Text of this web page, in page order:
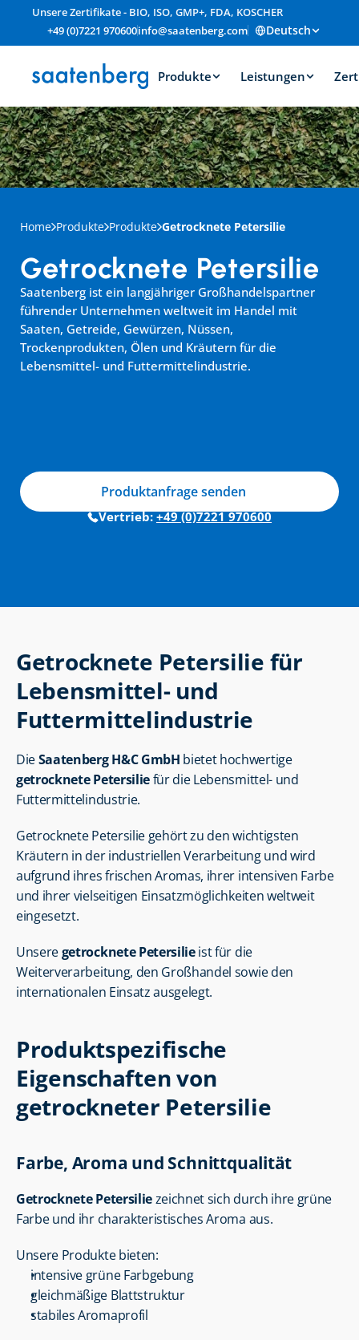
Unsere Zertifikate - BIO, ISO, GMP+, FDA, KOSCHER
+49 (0)7221 970600info@saatenberg.com Deutsch
Produkte Leistungen
Home Produkte Produkte Getrocknete Petersilie
Saatenberg ist ein langjähriger Großhandelspartner
führender Unternehmen weltweit im Handel mit
Saaten, Getreide, Gewürzen, Nüssen,
Trockenprodukten, Ölen und Kräutern für die
Lebensmittel- und Futtermittelindustrie.
Getrocknete Petersilie
Vertrieb: +49 (0)7221 970600
Produktanfrage senden
Getrocknete Petersilie für
Lebensmittel- und
Futtermittelindustrie
Die Saatenberg H&C GmbH
bietet hochwertige
getrocknete Petersilie für die Lebensmittel- und
Futtermittelindustrie.
Getrocknete Petersilie gehört zu den wichtigsten
Kräutern in der industriellen Verarbeitung und wird
aufgrund ihres frischen Aromas, ihrer intensiven Farbe
und ihrer vielseitigen Einsatzmöglichkeiten weltweit
eingesetzt.
Unsere getrocknete Petersilie ist für die
Weiterverarbeitung, den Großhandel sowie den
internationalen Einsatz ausgelegt.
Produktspezifische
Eigenschaften von
getrockneter Petersilie
Farbe, Aroma und Schnittqualität
Getrocknete Petersilie zeichnet sich durch ihre grüne
Farbe und ihr charakteristisches Aroma aus.
Unsere Produkte bieten:
intensive grüne Farbgebung
gleichmäßige Blattstruktur
stabiles Aromaprofil